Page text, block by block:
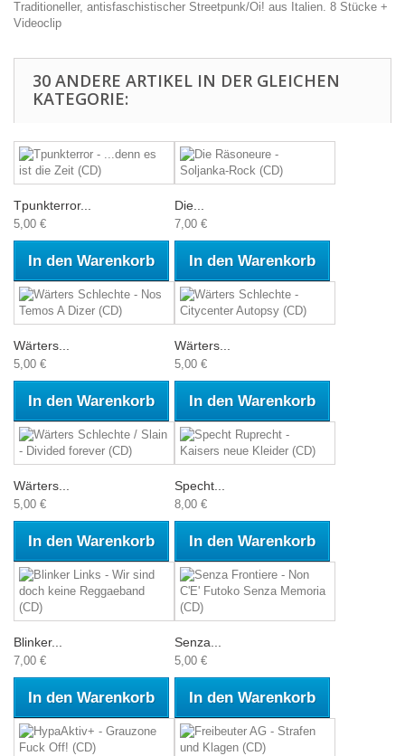
Traditioneller, antisfaschistischer Streetpunk/Oi! aus Italien. 8 Stücke +
Videoclip
30 ANDERE ARTIKEL IN DER GLEICHEN
KATEGORIE:
Tpunkterror...
5,00 €
In den Warenkorb
Die...
7,00 €
In den Warenkorb
Wärters...
5,00 €
In den Warenkorb
Wärters...
5,00 €
In den Warenkorb
Wärters...
5,00 €
In den Warenkorb
Specht...
8,00 €
In den Warenkorb
Blinker...
7,00 €
In den Warenkorb
Senza...
5,00 €
In den Warenkorb